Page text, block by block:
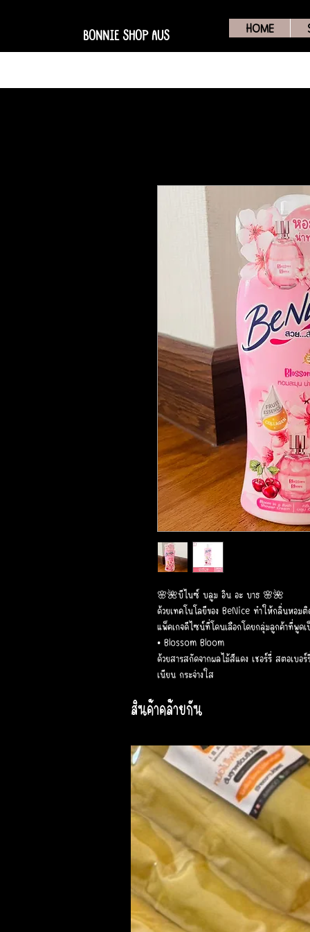
BONNIE SHOP AUS HOME
🌸🌺บีไนซ์ บลูม อิน อะ บาธ 🌸🌺
ด้วยเทคโนโลยีของ BeNice ทำให้กลิ่นหอม
แพ็คเกจดีไซน์ที่โดนเลือกโดยกลุ่มลูกค้าที่พูดเ
• Blossom Bloom
ด้วยสารสกัดจากผลไม้สีแดง เชอร์รี่ สตอเบอ
เนียน กระจ่างใส
สินค้าคล้ายกัน